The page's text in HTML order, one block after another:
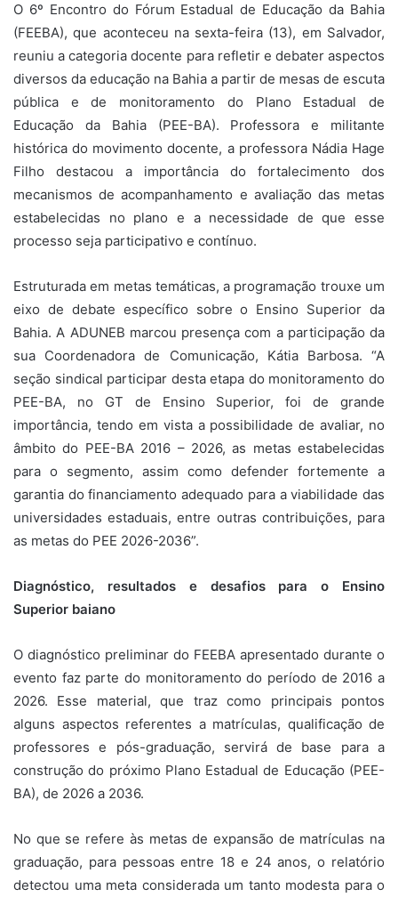
O 6º Encontro do Fórum Estadual de Educação da Bahia
(FEEBA), que aconteceu na sexta-feira (13), em Salvador,
reuniu a categoria docente para refletir e debater aspectos
diversos da educação na Bahia a partir de mesas de escuta
pública e de monitoramento do Plano Estadual de
Educação da Bahia (PEE-BA). Professora e militante
histórica do movimento docente, a professora Nádia Hage
Filho destacou a importância do fortalecimento dos
mecanismos de acompanhamento e avaliação das metas
estabelecidas no plano e a necessidade de que esse
processo seja participativo e contínuo.
Estruturada em metas temáticas, a programação trouxe um
eixo de debate específico sobre o Ensino Superior da
Bahia. A ADUNEB marcou presença com a participação da
sua Coordenadora de Comunicação, Kátia Barbosa. “A
seção sindical participar desta etapa do monitoramento do
PEE-BA, no GT de Ensino Superior, foi de grande
importância, tendo em vista a possibilidade de avaliar, no
âmbito do PEE-BA 2016 – 2026, as metas estabelecidas
para o segmento, assim como defender fortemente a
garantia do financiamento adequado para a viabilidade das
universidades estaduais, entre outras contribuições, para
as metas do PEE 2026-2036”.
Diagnóstico, resultados e desafios para o Ensino
Superior baiano
O diagnóstico preliminar do FEEBA apresentado durante o
evento faz parte do monitoramento do período de 2016 a
2026. Esse material, que traz como principais pontos
alguns aspectos referentes a matrículas, qualificação de
professores e pós-graduação, servirá de base para a
construção do próximo Plano Estadual de Educação (PEE-
BA), de 2026 a 2036.
No que se refere às metas de expansão de matrículas na
graduação, para pessoas entre 18 e 24 anos, o relatório
detectou uma meta considerada um tanto modesta para o